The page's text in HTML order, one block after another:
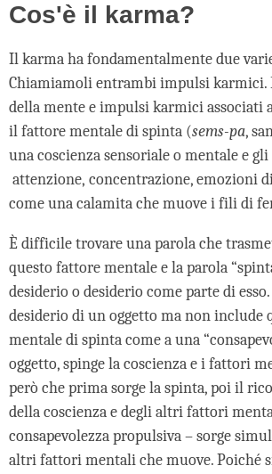
Cos'è il karma?
Il karma ha fondamentalmente due
Chiamiamoli entrambi impulsi
della mente e impulsi karmici associati
il fattore mentale di spinta (sems-pa,
una coscienza sensoriale o mentale e
attenzione, concentrazione, emozioni
come una calamita che muove i fili di
È difficile trovare una parola che
questo fattore mentale e la parola
desiderio o desiderio come parte di
desiderio di un oggetto ma non include
mentale di spinta come a una
oggetto, spinge la coscienza e i fattori
però che prima sorge la spinta, poi il
della coscienza e degli altri fattori
consapevolezza propulsiva – sorge
altri fattori mentali che muove. Poiché